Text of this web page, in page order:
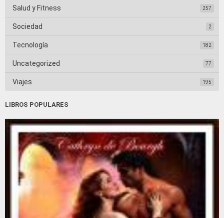
Salud y Fitness 257
Sociedad 2
Tecnología 182
Uncategorized 77
Viajes 195
LIBROS POPULARES